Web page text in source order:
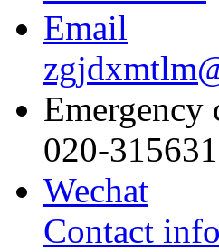
Email
Emergency
020-
Wechat
Contact